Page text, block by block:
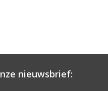
nieuwsbrief: